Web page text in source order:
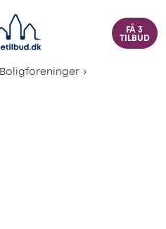
FÅ 3
TILBUD
Boligforeninger ›